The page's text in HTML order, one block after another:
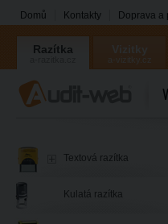
Domů Kontakty Doprava a
Razítka
Textová razítka
Kulatá razítka